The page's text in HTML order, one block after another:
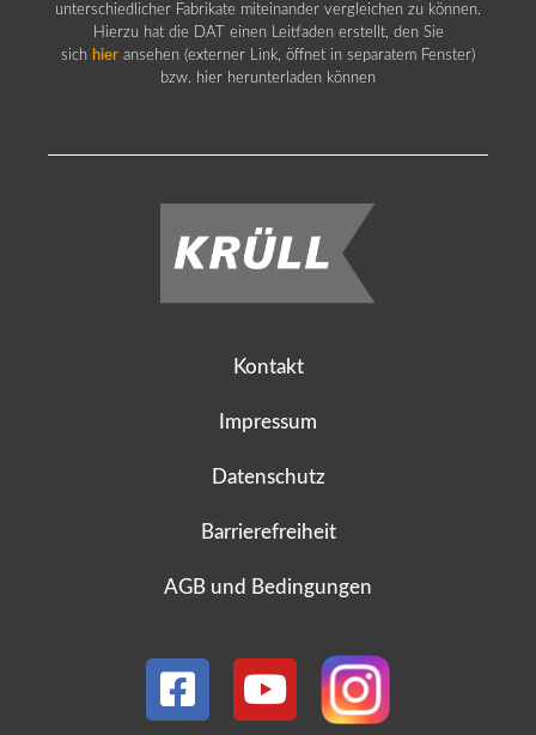
unterschiedlicher Fabrikate miteinander vergleichen zu können.
Hierzu hat die DAT einen Leitfaden erstellt, den Sie
sich hier ansehen (externer Link, öffnet in separatem Fenster)
bzw. hier herunterladen können
Kontakt
Impressum
Datenschutz
Barrierefreiheit
AGB und Bedingungen